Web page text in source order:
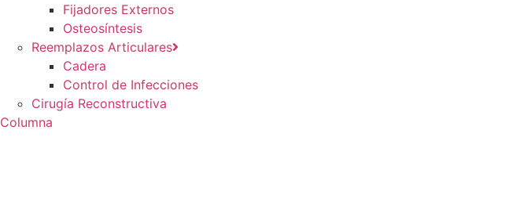
Fijadores Externos
Osteosíntesis
Reemplazos Articulares
Cadera
Control de Infecciones
Cirugía Reconstructiva
Columna